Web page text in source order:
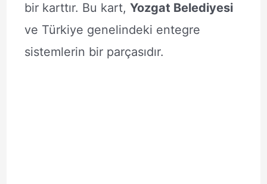
bir karttır. Bu kart, Yozgat Belediyesi
ve Türkiye genelindeki entegre
sistemlerin bir parçasıdır.